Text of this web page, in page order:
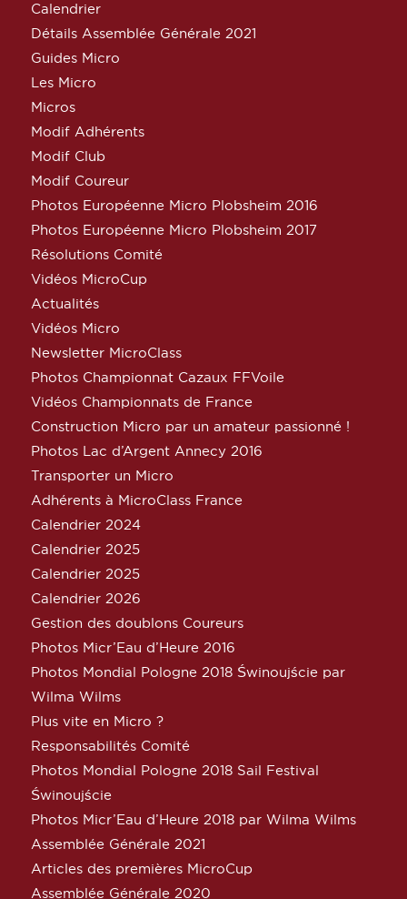
Calendrier
Détails Assemblée Générale 2021
Guides Micro
Les Micro
Micros
Modif Adhérents
Modif Club
Modif Coureur
Photos Européenne Micro Plobsheim 2016
Photos Européenne Micro Plobsheim 2017
Résolutions Comité
Vidéos MicroCup
Actualités
Vidéos Micro
Newsletter MicroClass
Photos Championnat Cazaux FFVoile
Vidéos Championnats de France
Construction Micro par un amateur passionné !
Photos Lac d’Argent Annecy 2016
Transporter un Micro
Adhérents à MicroClass France
Calendrier 2024
Calendrier 2025
Calendrier 2025
Calendrier 2026
Gestion des doublons Coureurs
Photos Micr’Eau d’Heure 2016
Photos Mondial Pologne 2018 Świnoujście par
Wilma Wilms
Plus vite en Micro ?
Responsabilités Comité
Photos Mondial Pologne 2018 Sail Festival
Świnoujście
Photos Micr’Eau d’Heure 2018 par Wilma Wilms
Assemblée Générale 2021
Articles des premières MicroCup
Assemblée Générale 2020